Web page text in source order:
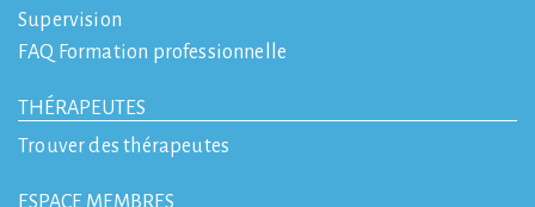
Supervision
FAQ Formation professionnelle
THÉRAPEUTES
Trouver des thérapeutes
ESPACE MEMBRES